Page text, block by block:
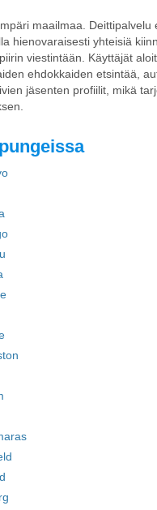
maailmaa. Deittipalvelu
hienovaraisesti yhteisiä
viestintään. Käyttäjät
ehdokkaiden etsintää,
jäsenten profiilit, mikä